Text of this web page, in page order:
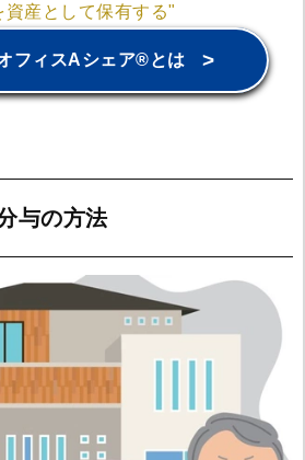
資産として保有する"
フィスAシェア®とは >
与の方法